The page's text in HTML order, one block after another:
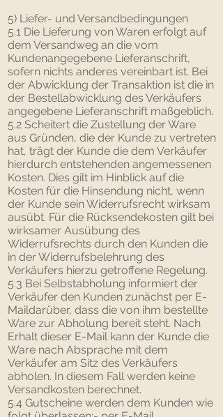
5) Liefer- und Versandbedingungen
5.1 Die Lieferung von Waren erfolgt auf
dem Versandweg an die vom
Kundenangegebene Lieferanschrift,
sofern nichts anderes vereinbart ist. Bei
der Abwicklung der Transaktion ist die in
der Bestellabwicklung des Verkäufers
angegebene Lieferanschrift maßgeblich.
5.2 Scheitert die Zustellung der Ware
aus Gründen, die der Kunde zu vertreten
hat, trägt der Kunde die dem Verkäufer
hierdurch entstehenden angemessenen
Kosten. Dies gilt im Hinblick auf die
Kosten für die Hinsendung nicht, wenn
der Kunde sein Widerrufsrecht wirksam
ausübt. Für die Rücksendekosten gilt bei
wirksamer Ausübung des
Widerrufsrechts durch den Kunden die
in der Widerrufsbelehrung des
Verkäufers hierzu getroffene Regelung.
5.3 Bei Selbstabholung informiert der
Verkäufer den Kunden zunächst per E-
Maildarüber, dass die von ihm bestellte
Ware zur Abholung bereit steht. Nach
Erhalt dieser E-Mail kann der Kunde die
Ware nach Absprache mit dem
Verkäufer am Sitz des Verkäufers
abholen. In diesem Fall werden keine
Versandkosten berechnet.
5.4 Gutscheine werden dem Kunden wie